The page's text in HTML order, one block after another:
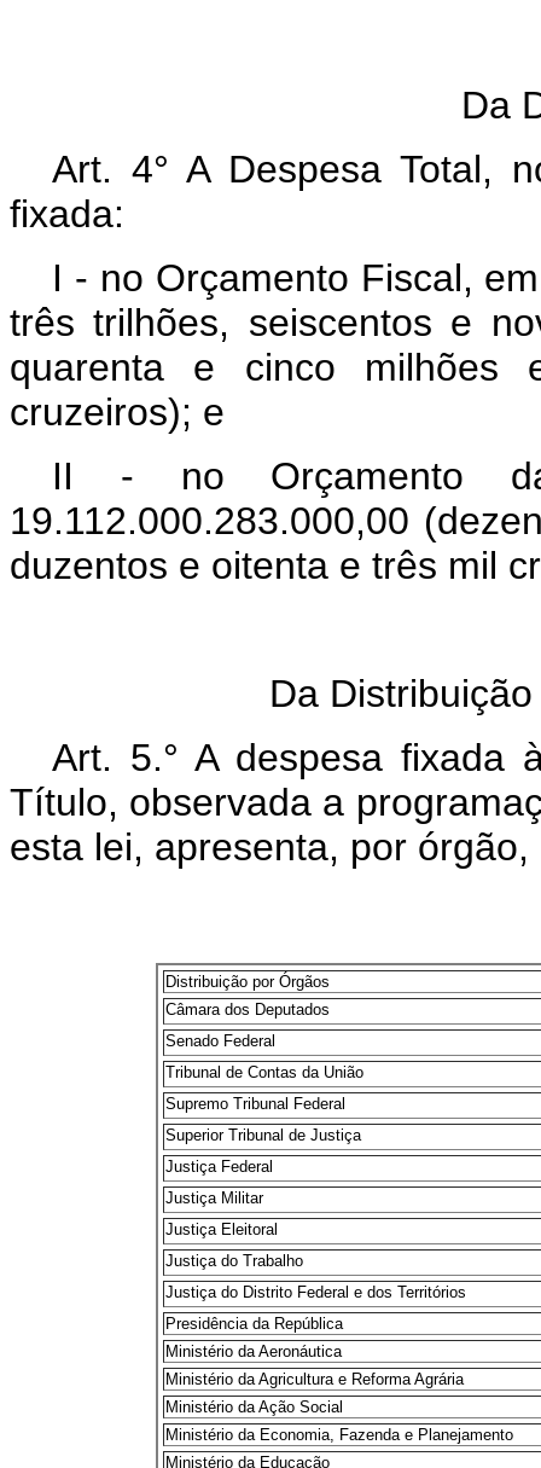
Da
Art. 4° A Despesa Total,
fixada:
I - no Orçamento Fiscal,
três trilhões, seiscentos e
quarenta e cinco
cruzeiros); e
II - no Orçamento
19.112.000.283.000,00
duzentos e oitenta e três mil
Da Distribuição
Art. 5.° A despesa fixada
Título, observada a
esta lei, apresenta, por
Distribuição por Órgãos
Câmara dos Deputados
Senado Federal
Tribunal de Contas da União
Supremo Tribunal Federal
Superior Tribunal de Justiça
Justiça Federal
Justiça Militar
Justiça Eleitoral
Justiça do Trabalho
Justiça do Distrito Federal e dos Territórios
Presidência da República
Ministério da Aeronáutica
Ministério da Agricultura e Reforma Agrária
Ministério da Ação Social
Ministério da Economia, Fazenda e Planejamento
Ministério da Educação